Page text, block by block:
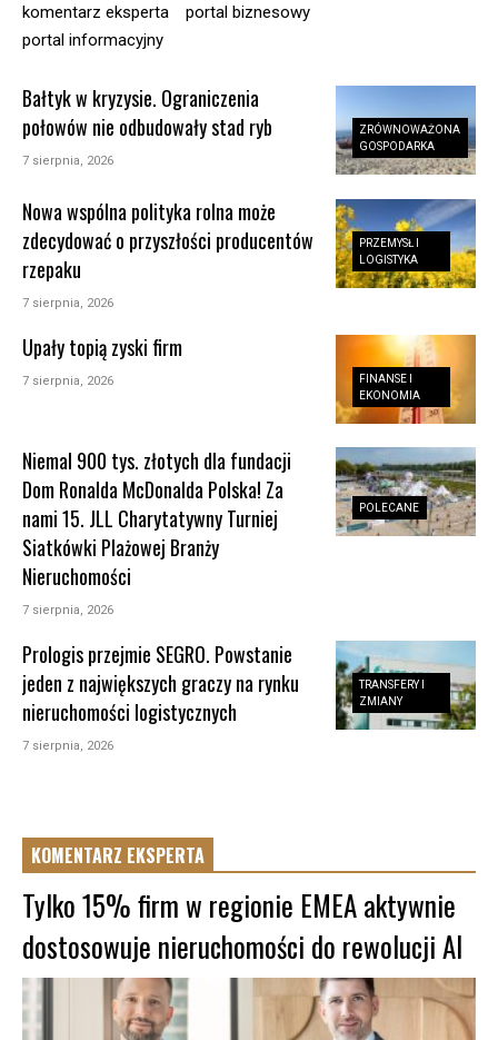
komentarz eksperta
portal biznesowy
portal informacyjny
ZRÓWNOWAŻONA
GOSPODARKA
Bałtyk w kryzysie. Ograniczenia
połowów nie odbudowały stad ryb
7 sierpnia, 2026
PRZEMYSŁ I
LOGISTYKA
Nowa wspólna polityka rolna może
zdecydować o przyszłości producentów
rzepaku
7 sierpnia, 2026
FINANSE I
EKONOMIA
Upały topią zyski firm
7 sierpnia, 2026
POLECANE
Niemal 900 tys. złotych dla fundacji
Dom Ronalda McDonalda Polska! Za
nami 15. JLL Charytatywny Turniej
Siatkówki Plażowej Branży
Nieruchomości
7 sierpnia, 2026
TRANSFERY I
ZMIANY
Prologis przejmie SEGRO. Powstanie
jeden z największych graczy na rynku
nieruchomości logistycznych
7 sierpnia, 2026
KOMENTARZ EKSPERTA
Tylko 15% firm w regionie EMEA aktywnie
dostosowuje nieruchomości do rewolucji AI